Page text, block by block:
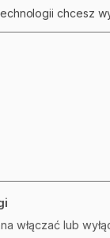
chcesz
włączać lub